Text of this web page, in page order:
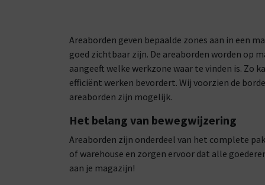
Areaborden geven bepaalde zones aan in een
goed zichtbaar zijn. De areaborden worden op
aangeeft welke werkzone waar te vinden is. Zo
efficiënt werken bevordert. Wij voorzien de
areaborden zijn mogelijk.
Het belang van bewegwijzering
Areaborden zijn onderdeel van het complete
of warehouse en zorgen ervoor dat alle
aan je magazijn!